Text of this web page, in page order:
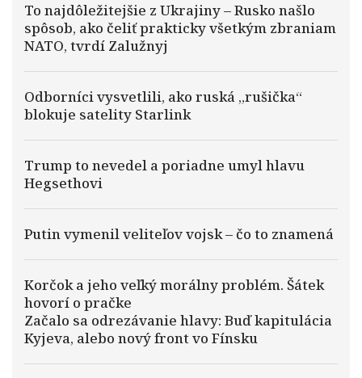
To najdôležitejšie z Ukrajiny – Rusko našlo
spôsob, ako čeliť prakticky všetkým zbraniam
NATO, tvrdí Zalužnyj
Odborníci vysvetlili, ako ruská „rušička“
blokuje satelity Starlink
Trump to nevedel a poriadne umyl hlavu
Hegsethovi
Putin vymenil veliteľov vojsk – čo to znamená
Korčok a jeho veľký morálny problém. Šátek
hovorí o pračke
Začalo sa odrezávanie hlavy: Buď kapitulácia
Kyjeva, alebo nový front vo Fínsku